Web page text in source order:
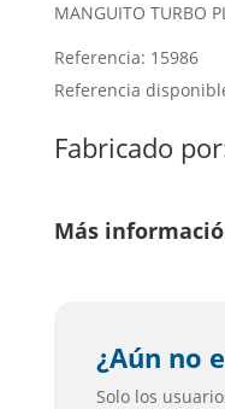
MANGUITO TURBO
Referencia: 15986
Referencia
Fabricado
Más
¿Aún no
Solo los